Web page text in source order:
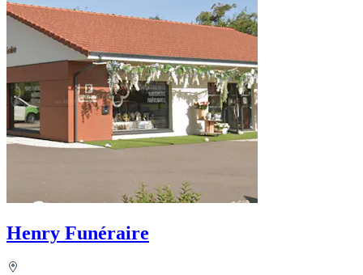
Henry Funéraire